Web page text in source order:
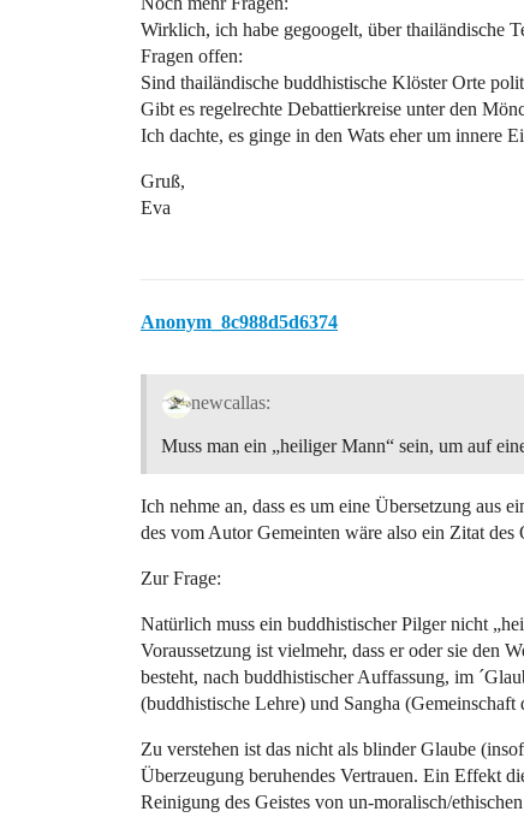
Wirklich, ich habe gegoogelt, über thailändische
Fragen offen:
Sind thailändische buddhistische Klöster Orte
Gibt es regelrechte Debattierkreise unter den
Ich dachte, es ginge in den Wats eher um innere
Gruß,
Eva
Anonym_8c988d5d6374
newcallas:
Muss man ein „heiliger Mann“ sein, um auf
Ich nehme an, dass es um eine Übersetzung aus
des vom Autor Gemeinten wäre also ein Zitat des
Zur Frage:
Natürlich muss ein buddhistischer Pilger nicht
Voraussetzung ist vielmehr, dass er oder sie den
besteht, nach buddhistischer Auffassung, im
(buddhistische Lehre) und Sangha (Gemeinschaft
Zu verstehen ist das nicht als blinder Glaube
Überzeugung beruhendes Vertrauen. Ein Effekt
Reinigung des Geistes von un-moralisch/